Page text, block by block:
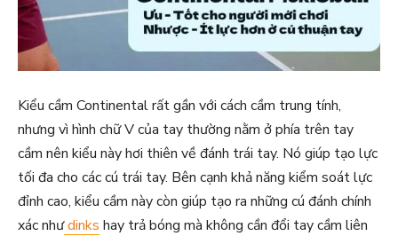
Kiểu cầm Continental rất gần với cách cầm trung tính,
nhưng vì hình chữ V của tay thường nằm ở phía trên tay
cầm nên kiểu này hơi thiên về đánh trái tay. Nó giúp tạo lực
tối đa cho các cú trái tay. Bên cạnh khả năng kiểm soát lực
đỉnh cao, kiểu cầm này còn giúp tạo ra những cú đánh chính
xác nhưdinks hay trả bóng mà không cần đổi tay cầm liên